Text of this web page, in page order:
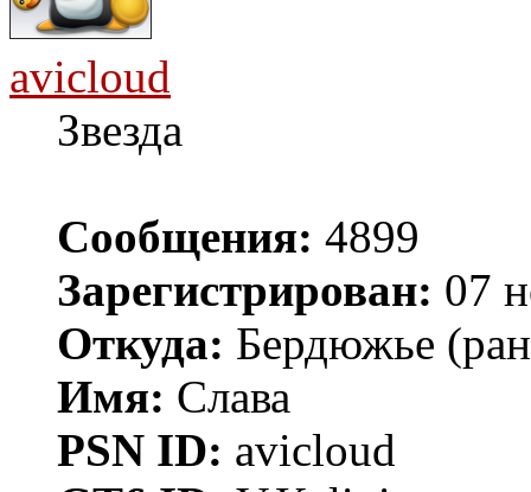
avicloud
Звезда
Сообщения: 4899
Зарегистрирован: 07
Откуда: Бердюжье
Имя: Слава
PSN ID: avicloud